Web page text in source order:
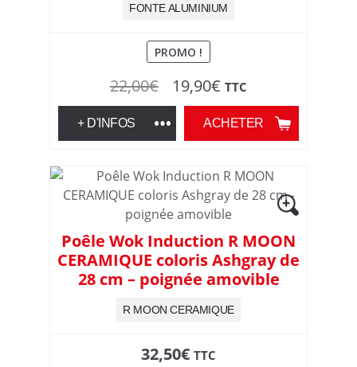
FONTE ALUMINIUM
PROMO !
22,00€
Le
prix
initial
22,00€.
19,90€ Le
prix
actuel
19,90€.
TTC
ACHETER
+ D'INFOS
Poêle Wok Induction R MOON
CERAMIQUE coloris Ashgray de
28 cm – poignée amovible
R MOON CERAMIQUE
32,50€ TTC